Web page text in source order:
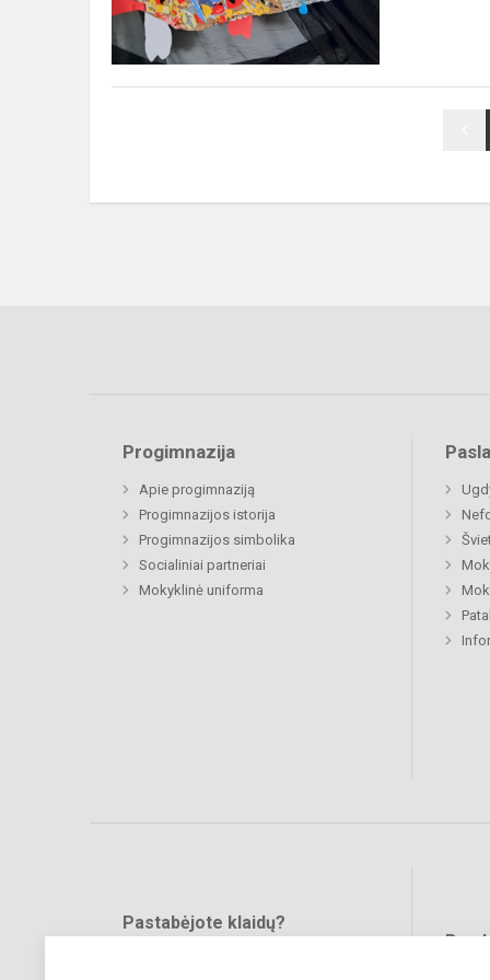
Progimnazija
Apie progimnaziją
Progimnazijos istorija
Progimnazijos simbolika
Socialiniai partneriai
Mokyklinė uniforma
Pastabėjote klaidų?